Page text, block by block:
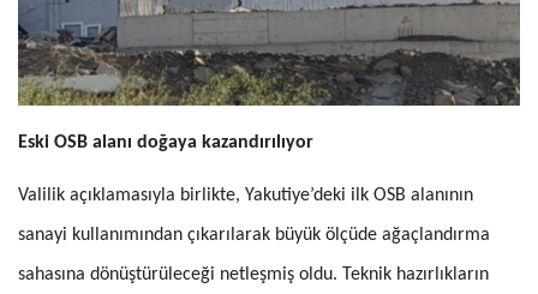
Eski OSB alanı doğaya kazandırılıyor
Valilik açıklamasıyla birlikte, Yakutiye’deki ilk OSB alanının
sanayi kullanımından çıkarılarak büyük ölçüde ağaçlandırma
sahasına dönüştürüleceği netleşmiş oldu. Teknik hazırlıkların